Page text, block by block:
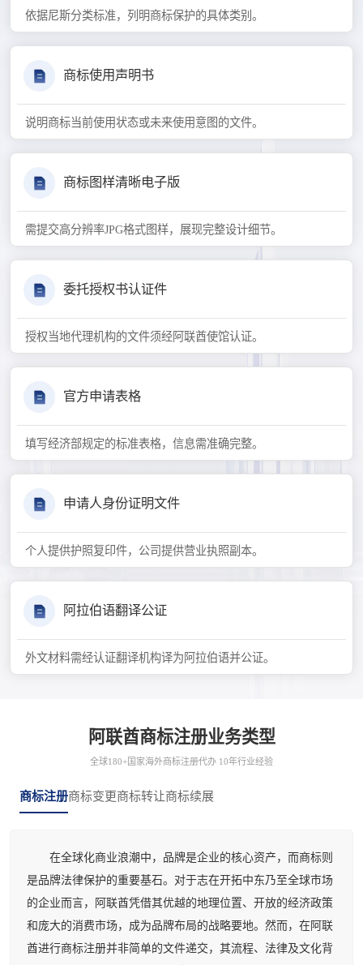
依据尼斯分类标准，列明商标保护的具体类别。
商标使用声明书
说明商标当前使用状态或未来使用意图的文件。
商标图样清晰电子版
需提交高分辨率JPG格式图样，展现完整设计细节。
委托授权书认证件
授权当地代理机构的文件须经阿联酋使馆认证。
官方申请表格
填写经济部规定的标准表格，信息需准确完整。
申请人身份证明文件
个人提供护照复印件，公司提供营业执照副本。
阿拉伯语翻译公证
外文材料需经认证翻译机构译为阿拉伯语并公证。
阿联酋商标注册业务类型
全球180+国家海外商标注册代办 10年行业经验
商标注册商标变更商标转让商标续展
在全球化商业浪潮中，品牌是企业的核心资产，而商标则
是品牌法律保护的重要基石。对于志在开拓中东乃至全球市场
的企业而言，阿联酋凭借其优越的地理位置、开放的经济政策
和庞大的消费市场，成为品牌布局的战略要地。然而，在阿联
酋进行商标注册并非简单的文件递交，其流程、法律及文化背